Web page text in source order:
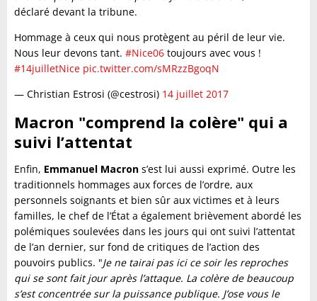
déclaré devant la tribune.
Hommage à ceux qui nous protègent au péril de leur vie.
Nous leur devons tant. #Nice06 toujours avec vous !
#14juilletNice pic.twitter.com/sMRzzBgoqN
— Christian Estrosi (@cestrosi) 14 juillet 2017
Macron "comprend la colère" qui a
suivi l’attentat
Enfin, Emmanuel Macron s’est lui aussi exprimé. Outre les
traditionnels hommages aux forces de l’ordre, aux
personnels soignants et bien sûr aux victimes et à leurs
familles, le chef de l’État a également brièvement abordé les
polémiques soulevées dans les jours qui ont suivi l’attentat
de l’an dernier, sur fond de critiques de l’action des
pouvoirs publics. "Je ne tairai pas ici ce soir les reproches
qui se sont fait jour après l’attaque. La colère de beaucoup
s’est concentrée sur la puissance publique. J’ose vous le